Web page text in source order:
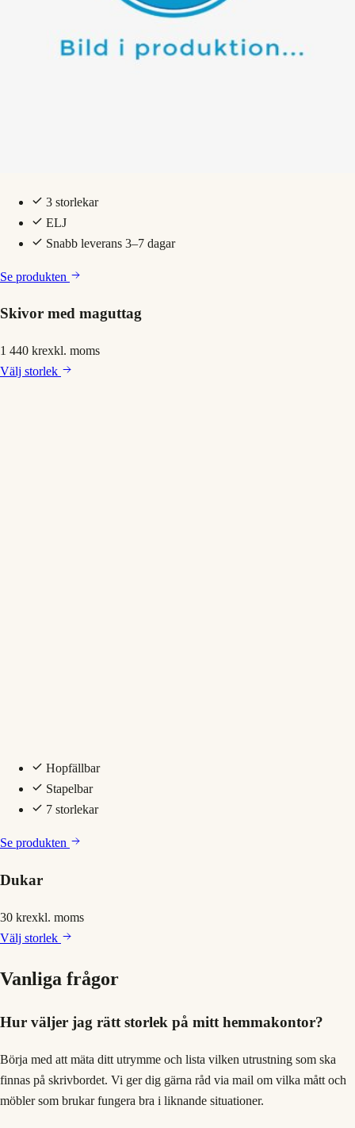
3 storlekar
ELJ
Snabb leverans 3–7 dagar
Se produkten
Skivor med maguttag
1 440 krexkl. moms
Välj storlek
Hopfällbar
Stapelbar
7 storlekar
Se produkten
Dukar
30 krexkl. moms
Välj storlek
Vanliga frågor
Hur väljer jag rätt storlek på mitt hemmakontor?
Börja med att mäta ditt utrymme och lista vilken utrustning som ska
finnas på skrivbordet. Vi ger dig gärna råd via mail om vilka mått och
möbler som brukar fungera bra i liknande situationer.